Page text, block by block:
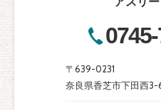
〒639-0231
奈良県香芝市下田西3-